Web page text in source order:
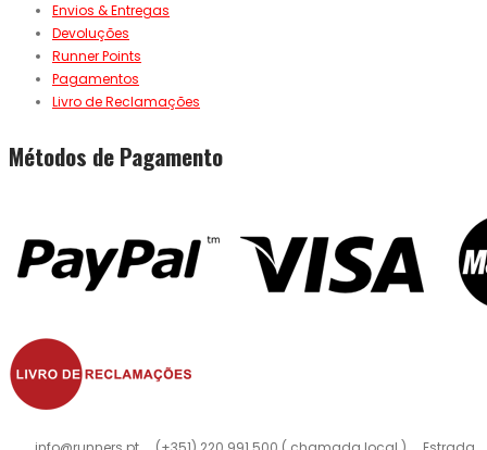
Envios & Entregas
Devoluções
Runner Points
Pagamentos
Livro de Reclamações
Métodos de Pagamento